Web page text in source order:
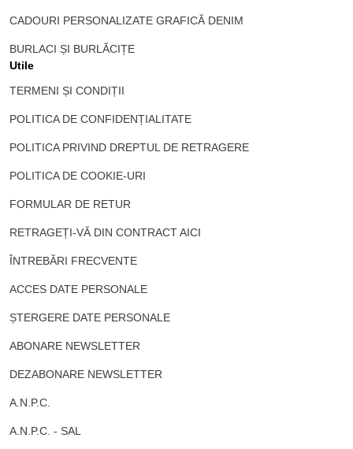
CADOURI PERSONALIZATE GRAFICĂ DENIM
BURLACI ȘI BURLĂCIȚE
Utile
TERMENI ȘI CONDIȚII
POLITICA DE CONFIDENȚIALITATE
POLITICA PRIVIND DREPTUL DE RETRAGERE
POLITICA DE COOKIE-URI
FORMULAR DE RETUR
RETRAGEȚI-VĂ DIN CONTRACT AICI
ÎNTREBĂRI FRECVENTE
ACCES DATE PERSONALE
ȘTERGERE DATE PERSONALE
ABONARE NEWSLETTER
DEZABONARE NEWSLETTER
A.N.P.C.
A.N.P.C. - SAL